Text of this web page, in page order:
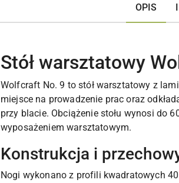
OPIS
Stół warsztatowy
Wolfcraft No. 9 to stół warsztatowy z
miejsce na prowadzenie prac oraz
przy blacie. Obciążenie stołu wynosi do
wyposażeniem warsztatowym.
Konstrukcja i
Nogi wykonano z profili kwadratowych